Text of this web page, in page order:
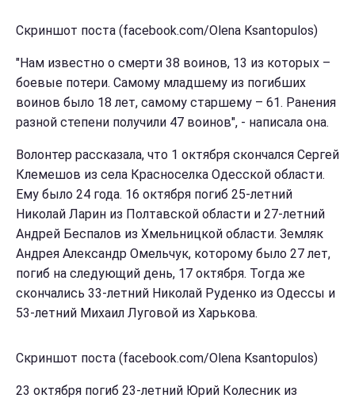
Скриншот поста (facebook.com/Olena Ksantopulos)
"Нам известно о смерти 38 воинов, 13 из которых –
боевые потери. Самому младшему из погибших
воинов было 18 лет, самому старшему – 61. Ранения
разной степени получили 47 воинов", - написала она.
Волонтер рассказала, что 1 октября скончался Сергей
Клемешов из села Красноселка Одесской области.
Ему было 24 года. 16 октября погиб 25-летний
Николай Ларин из Полтавской области и 27-летний
Андрей Беспалов из Хмельницкой области. Земляк
Андрея Александр Омельчук, которому было 27 лет,
погиб на следующий день, 17 октября. Тогда же
скончались 33-летний Николай Руденко из Одессы и
53-летний Михаил Луговой из Харькова.
Скриншот поста (facebook.com/Olena Ksantopulos)
23 октября погиб 23-летний Юрий Колесник из